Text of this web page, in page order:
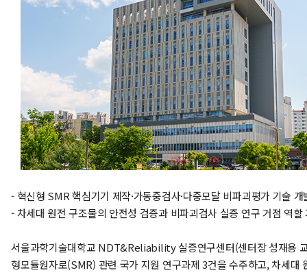
- 혁신형 SMR 핵심기기 제작·가동중검사·다중모달 비파괴평가 기술 개
- 차세대 원전 구조물의 안전성 검증과 비파괴검사 실증 연구 거점 역할
서울과학기술대학교 NDT&Reliability 실증연구센터(센터장 성재용
형모듈원자로(SMR) 관련 국가 지원 연구과제 3건을 수주하고, 차세대